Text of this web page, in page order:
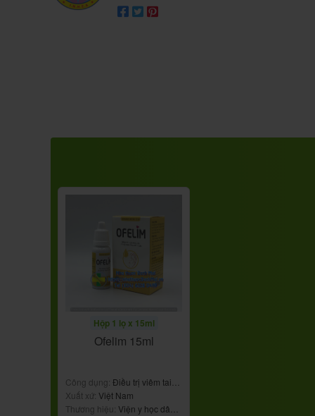
Hộp 1 lọ x 15ml
Ofelim 15ml
Công dụng: Điều trị viêm tai
giữa
Xuất xứ: Việt Nam
Thương hiệu: Viện y học dân